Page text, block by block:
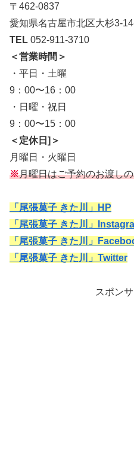
〒462-0837
愛知県名古屋市北区大杉3-
TEL 052-911-3710
＜営業時間＞
・平日・土曜
9：00〜16：00
・日曜・祝日
9：00〜15：00
＜定休日]＞
月曜日・火曜日
※月曜日はご予約のお渡し
「尾張菓子 きた川」HP
「尾張菓子 きた川」
「尾張菓子 きた川」
「尾張菓子 きた川」Twitter
スポン